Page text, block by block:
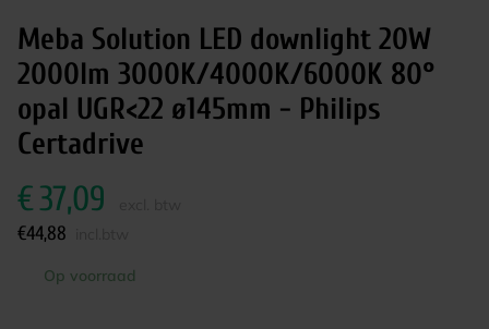
Meba Solution LED downlight 20W
2000lm 3000K/4000K/6000K 80°
opal UGR<22 ø145mm - Philips
Certadrive
€37,09
€44,88
Op voorraad